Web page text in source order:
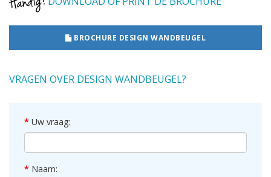
BROCHURE DESIGN WANDBEUGEL
VRAGEN OVER DESIGN WANDBEUGEL?
Uw vraag:
Naam: